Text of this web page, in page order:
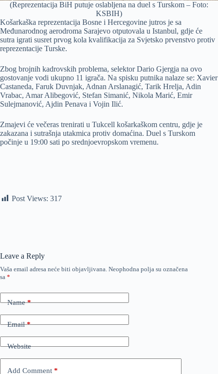
(Reprezentacija BiH putuje oslabljena na duel s Turskom – Foto:
KSBIH)
Košarkaška reprezentacija Bosne i Hercegovine jutros je sa
Međunarodnog aerodroma Sarajevo otputovala u Istanbul, gdje će
sutra igrati susret prvog kola kvalifikacija za Svjetsko prvenstvo protiv
reprezentacije Turske.
Zbog brojnih kadrovskih problema, selektor Dario Gjergja na ovo
gostovanje vodi ukupno 11 igrača. Na spisku putnika nalaze se: Xavier
Castaneda, Faruk Duvnjak, Adnan Arslanagić, Tarik Hrelja, Adin
Vrabac, Amar Alibegović, Stefan Simanić, Nikola Marić, Emir
Sulejmanović, Ajdin Penava i Vojin Ilić.
Zmajevi će večeras trenirati u Tukcell košarkaškom centru, gdje je
zakazana i sutrašnja utakmica protiv domaćina. Duel s Turskom
počinje u 19:00 sati po srednjoevropskom vremenu.
Post Views: 317
Leave a Reply
Vaša email adresa neće biti objavljivana. Neophodna polja su označena
sa *
Name*
Email*
Website
Add Comment *